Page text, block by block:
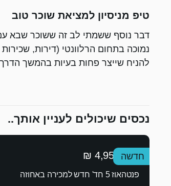
טיפ מניסיון למציאת שוכר טוב
דבר נוסף ששמתי לב זה ששוכר שבא
נמוכה בתחום הרלוונטי (דירות,
להניח שייצר פחות בעיות בהמשך
נכסים שיכולים לעניין אותך..
חדשה
4,950,000 ₪
פנטהאוז 5 חד' חדש למכירה באחוזה